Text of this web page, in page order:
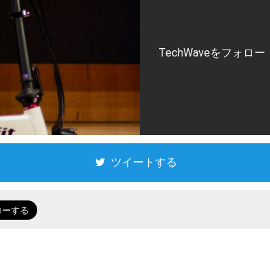
TechWaveをフォロー
ツイートする